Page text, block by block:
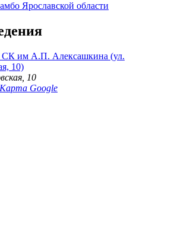
Ярославской области
СК им А.П. Алексашкина (ул.
10)
10
Google